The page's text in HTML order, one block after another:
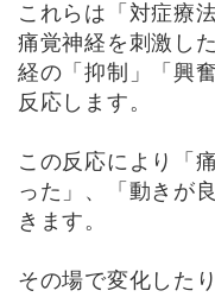
これらは「対症療
痛覚神経を刺激し
経の「抑制」「興
反応します。
この反応により「
った」、「動きが
きます。
その場で変化した